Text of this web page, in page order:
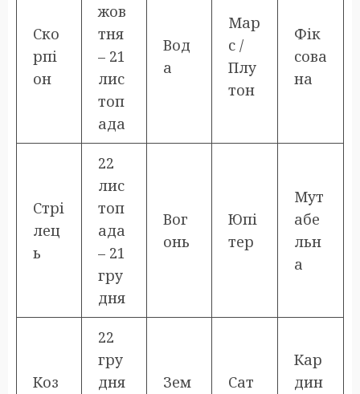
Ско
рпі
он
жов
тня
– 21
лис
топ
ада
Вод
а
Мар
с /
Плу
тон
Фік
сова
на
Стрі
лец
ь
22
лис
топ
ада
– 21
гру
дня
Вог
онь
Юпі
тер
Мут
абе
льн
а
Коз
22
гру
дня
Зем
Сат
Кар
дин